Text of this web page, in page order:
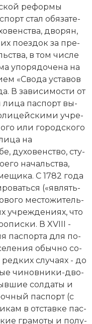
ре­фор­мы
стал обя­за­те­
дво­рян,
по­ез­док за пре­
в том числе
упо­ря­до­че­на на
«Сво­да ус­та­вов
В за­ви­си­мо­сти от
ли­ца пас­порт вы­
уч­ре­
или городского
на
ду­хо­вен­ст­во, сту­
на­чаль­ст­ва,
С 1782 года
(«яв­лять­
ме­сто­жи­тель­
уч­ре­ж­де­ни­ях, что
В XVIII -
пас­пор­та для по­
обыч­но со­
ред­ких слу­ча­ях - до
чи­нов­ни­ки-дво­
сол­да­ты и
пас­порт (с
в от­став­ке пас­
гра­мо­ты и по­лу­